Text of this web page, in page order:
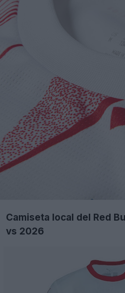
Camiseta local del Red
vs 2026